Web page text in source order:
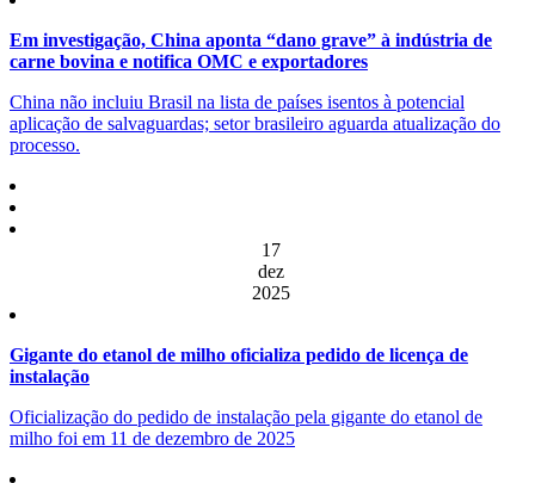
Em investigação, China aponta “dano grave” à indústria de
carne bovina e notifica OMC e exportadores
China não incluiu Brasil na lista de países isentos à potencial
aplicação de salvaguardas; setor brasileiro aguarda atualização do
processo.
17
dez
2025
Gigante do etanol de milho oficializa pedido de licença de
instalação
Oficialização do pedido de instalação pela gigante do etanol de
milho foi em 11 de dezembro de 2025